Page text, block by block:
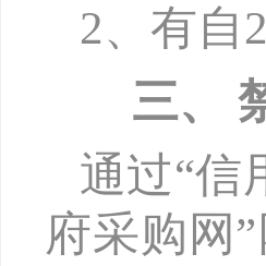
2、有自
三、
通过“信
府采购网